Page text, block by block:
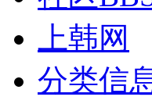
上韩网
分类信